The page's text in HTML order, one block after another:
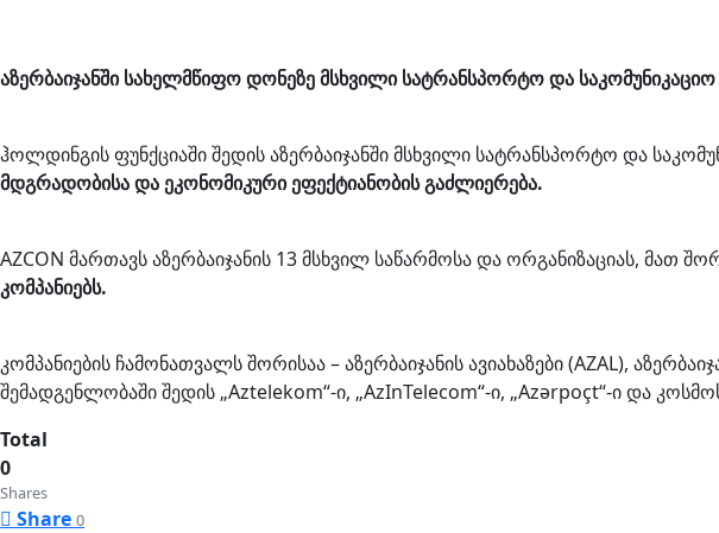
აზერბაიჯანში სახელმწიფო დონეზე მსხვილი სატრანსპორტო და
ჰოლდინგის ფუნქციაში შედის აზერბაიჯანში მსხვილი სატრანსპორტო და
მდგრადობისა და ეკონომიკური ეფექტიანობის გაძლიერება.
AZCON მართავს აზერბაიჯანის 13 მსხვილ საწარმოსა და ორგანიზაციას, მათ
კომპანიებს.
კომპანიების ჩამონათვალს შორისაა – აზერბაიჯანის ავიახაზები (AZAL),
შემადგენლობაში შედის „Aztelekom“-ი, „AzInTelecom“-ი, „Azərpoçt“-ი და
Total
0
Shares
Share 0